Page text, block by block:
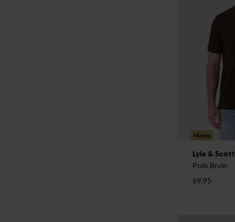
Nieuw
Lyle & Scott
Polo Bruin
69,95